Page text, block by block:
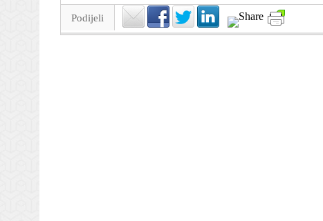
Podijeli